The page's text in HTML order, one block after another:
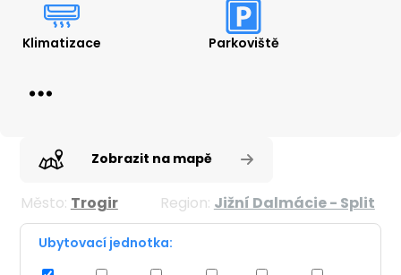
Klimatizace Parkoviště
Zobrazit na mapě
Město: Trogir Region: Jižní Dalmácie - Split
Ubytovací jednotka: